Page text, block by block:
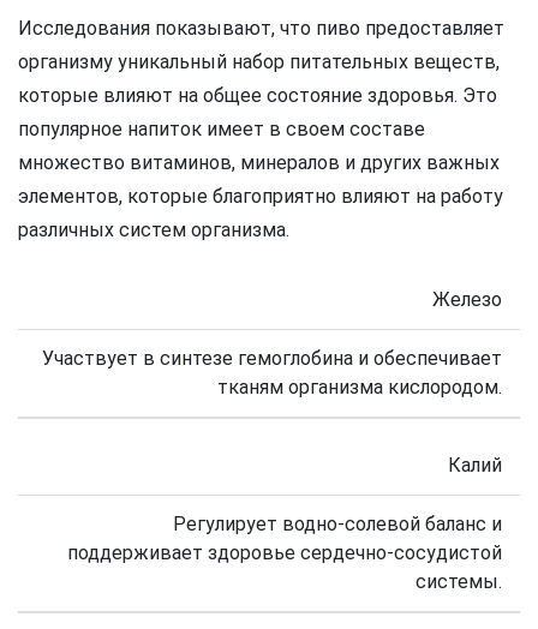
Исследования показывают, что пиво предоставляет
организму уникальный набор питательных веществ,
которые влияют на общее состояние здоровья. Это
популярное напиток имеет в своем составе
множество витаминов, минералов и других важных
элементов, которые благоприятно влияют на работу
различных систем организма.
Железо
Участвует в синтезе гемоглобина и обеспечивает
тканям организма кислородом.
Калий
Регулирует водно-солевой баланс и
поддерживает здоровье сердечно-сосудистой
системы.